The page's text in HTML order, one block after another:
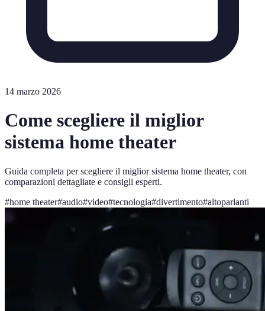
14 marzo 2026
Come scegliere il miglior
sistema home theater
Guida completa per scegliere il miglior sistema home theater, con
comparazioni dettagliate e consigli esperti.
#home theater#audio#video#tecnologia#divertimento#altoparlanti